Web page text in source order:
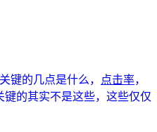
键的几点是什么， 点击率，
的其实不是这些，这些仅仅